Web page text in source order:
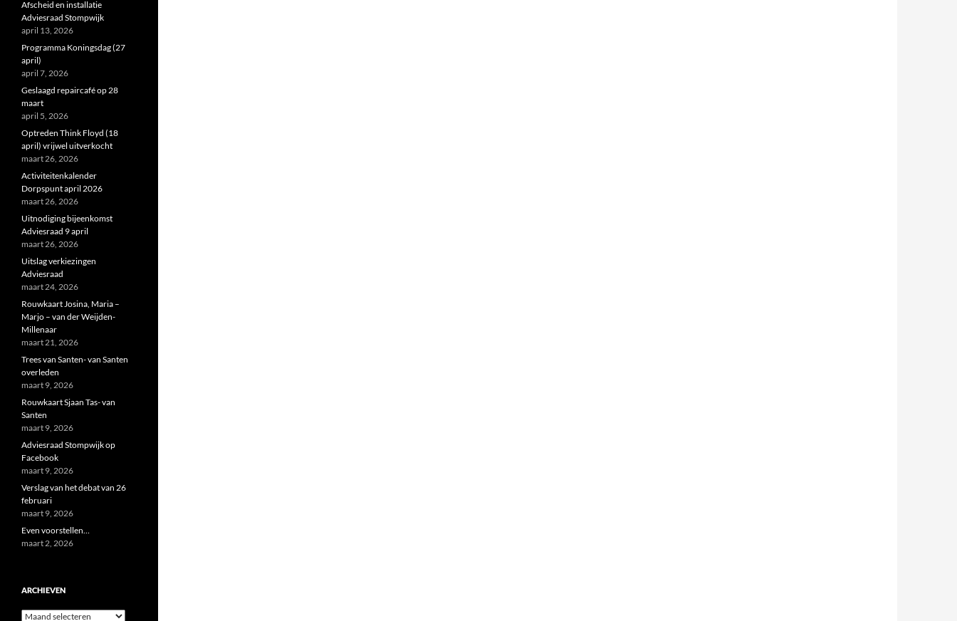
Afscheid en installatie
Adviesraad Stompwijk
april 13, 2026
Programma Koningsdag (27
april)
april 7, 2026
Geslaagd repaircafé op 28
maart
april 5, 2026
Optreden Think Floyd (18
april) vrijwel uitverkocht
maart 26, 2026
Activiteitenkalender
Dorpspunt april 2026
maart 26, 2026
Uitnodiging bijeenkomst
Adviesraad 9 april
maart 26, 2026
Uitslag verkiezingen
Adviesraad
maart 24, 2026
Rouwkaart Josina, Maria –
Marjo – van der Weijden-
Millenaar
maart 21, 2026
Trees van Santen- van Santen
overleden
maart 9, 2026
Rouwkaart Sjaan Tas- van
Santen
maart 9, 2026
Adviesraad Stompwijk op
Facebook
maart 9, 2026
Verslag van het debat van 26
februari
maart 9, 2026
Even voorstellen…
maart 2, 2026
ARCHIEVEN
Archieven